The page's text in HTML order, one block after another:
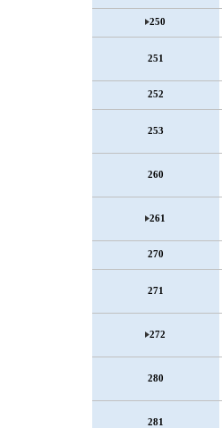
250
251
252
253
260
261
270
271
272
280
281